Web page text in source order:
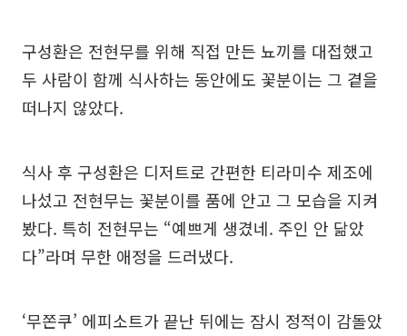
구성환은 전현무를 위해 직접 만든 뇨끼를 대접했고
두 사람이 함께 식사하는 동안에도 꽃분이는 그 곁을
떠나지 않았다.
식사 후 구성환은 디저트로 간편한 티라미수 제조에
나섰고 전현무는 꽃분이를 품에 안고 그 모습을 지켜
봤다. 특히 전현무는 “예쁘게 생겼네. 주인 안 닮았
다”라며 무한 애정을 드러냈다.
‘무쫀쿠’ 에피소트가 끝난 뒤에는 잠시 정적이 감돌았